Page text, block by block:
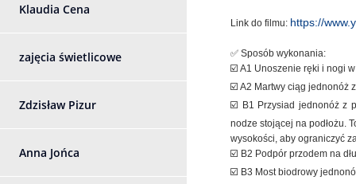
Klaudia Cena
zajęcia świetlicowe
Zdzisław Pizur
Anna Jońca
Link do filmu: https://
✅ Sposób wykonania:
☑️ A1 Unoszenie ręki i nogi
☑️ A2 Martwy ciąg jednonóż
☑️ B1 Przysiad jednonóż z
nodze stojącej na podłożu.
wysokości, aby ograniczyć
☑️ B2 Podpór przodem na
☑️ B3 Most biodrowy